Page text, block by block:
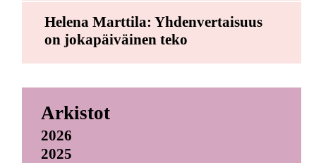
Helena Marttila: Yhdenvertaisuus
on jokapäiväinen teko
Arkistot
2026
2025